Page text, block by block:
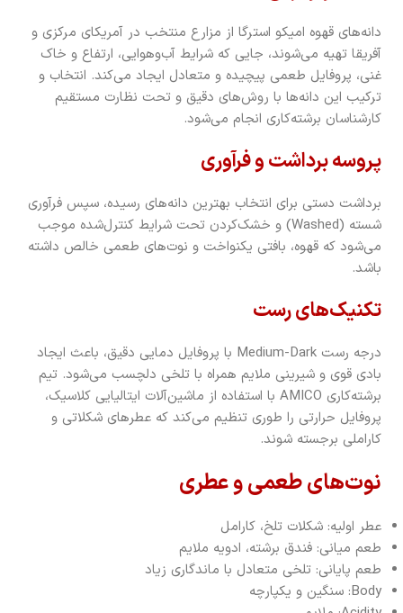
دانه‌های قهوه امیکو استرگا از مزارع منتخب در آمریکای مرکزی و
آفریقا تهیه می‌شوند، جایی که شرایط آب‌وهوایی، ارتفاع و خاک
غنی، پروفایل طعمی پیچیده و متعادل ایجاد می‌کند. انتخاب و
ترکیب این دانه‌ها با روش‌های دقیق و تحت نظارت مستقیم
کارشناسان برشته‌کاری انجام می‌شود.
پروسه برداشت و فرآوری
برداشت دستی برای انتخاب بهترین دانه‌های رسیده، سپس فرآوری
شسته (Washed) و خشک‌کردن تحت شرایط کنترل‌شده موجب
می‌شود که قهوه، بافتی یکنواخت و نوت‌های طعمی خالص داشته
باشد.
تکنیک‌های رست
درجه رست Medium-Dark با پروفایل دمایی دقیق، باعث ایجاد
بادی قوی و شیرینی ملایم همراه با تلخی دلچسب می‌شود. تیم
برشته‌کاری AMICO با استفاده از ماشین‌آلات ایتالیایی کلاسیک،
پروفایل حرارتی را طوری تنظیم می‌کند که عطرهای شکلاتی و
کاراملی برجسته شوند.
نوت‌های طعمی و عطری
عطر اولیه: شکلات تلخ، کارامل
طعم میانی: فندق برشته، ادویه ملایم
طعم پایانی: تلخی متعادل با ماندگاری زیاد
Body: سنگین و یکپارچه